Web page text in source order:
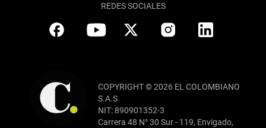
REDES SOCIALES
COPYRIGHT © 2026 EL COLOMBIANO
S.A.S
NIT: 890901352-3
Carrera 48 N° 30 Sur - 119, Envigado,